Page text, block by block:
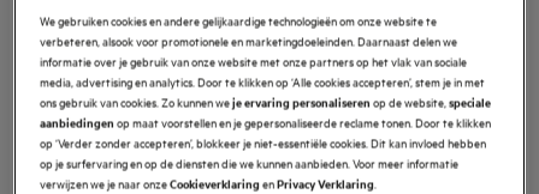
We gebruiken cookies en andere gelijkaardige technologieën om onze website te
verbeteren, alsook voor promotionele en marketingdoeleinden. Daarnaast delen we
informatie over je gebruik van onze website met onze partners op het vlak van sociale
media, advertising en analytics. Door te klikken op ‘Alle cookies accepteren’, stem je in met
ons gebruik van cookies. Zo kunnen weje ervaring personaliseren op de website,speciale
aanbiedingen op maat voorstellen en je gepersonaliseerde reclame tonen. Door te klikken
op ‘Verder zonder accepteren’, blokkeer je niet-essentiële cookies. Dit kan invloed hebben
op je surfervaring en op de diensten die we kunnen aanbieden. Voor meer informatie
verwijzen we je naar onzeCookieverklaringenPrivacy Verklaring.